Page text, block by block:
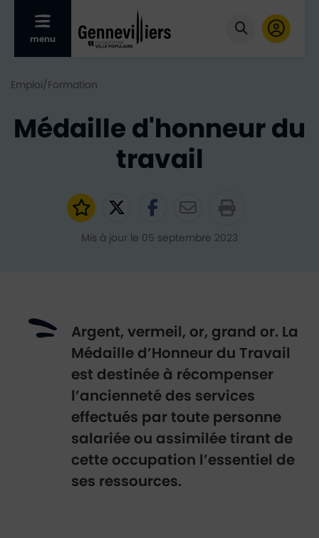
Afficher le menu mobile
menu Cliquer
Emploi/Formation
Médaille d'honneur du
travail
Ajouter aux favoris
Partager sur Twitter
Partager sur
Partager par
Mis à jour le 05 septembre 2023
Argent, vermeil, or, grand or. La
Médaille d’Honneur du Travail
est destinée à récompenser
l’ancienneté des services
effectués par toute personne
salariée ou assimilée tirant de
cette occupation l’essentiel de
ses ressources.